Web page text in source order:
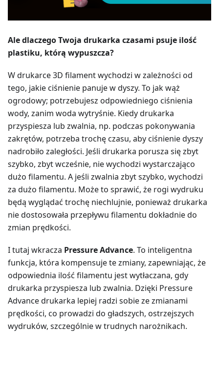
Ale dlaczego Twoja drukarka czasami psuje ilość
plastiku, którą wypuszcza?
W drukarce 3D filament wychodzi w zależności od
tego, jakie ciśnienie panuje w dyszy. To jak wąż
ogrodowy; potrzebujesz odpowiedniego ciśnienia
wody, zanim woda wytryśnie. Kiedy drukarka
przyspiesza lub zwalnia, np. podczas pokonywania
zakrętów, potrzeba trochę czasu, aby ciśnienie dyszy
nadrobiło zaległości. Jeśli drukarka porusza się zbyt
szybko, zbyt wcześnie, nie wychodzi wystarczająco
dużo filamentu. A jeśli zwalnia zbyt szybko, wychodzi
za dużo filamentu. Może to sprawić, że rogi wydruku
będą wyglądać trochę niechlujnie, ponieważ drukarka
nie dostosowała przepływu filamentu dokładnie do
zmian prędkości.
I tutaj wkracza Pressure Advance. To inteligentna
funkcja, która kompensuje te zmiany, zapewniając, że
odpowiednia ilość filamentu jest wytłaczana, gdy
drukarka przyspiesza lub zwalnia. Dzięki Pressure
Advance drukarka lepiej radzi sobie ze zmianami
prędkości, co prowadzi do gładszych, ostrzejszych
wydruków, szczególnie w trudnych narożnikach.